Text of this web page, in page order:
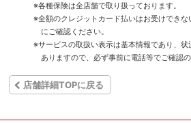
※各種保険は全店舗で取り扱っております。
※全額のクレジットカード払いはお受けでき
にご確認ください。
※サービスの取扱い表示は基本情報であり、
ありますので、必ず事前に電話等でご確認の
店舗詳細TOPに戻る